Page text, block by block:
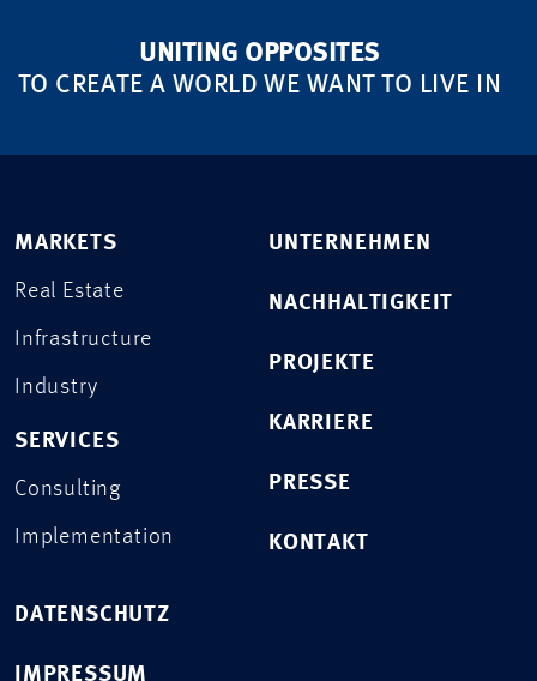
UNITING OPPOSITES
TO CREATE A WORLD WE WANT TO LIVE IN
MARKETS
Real Estate
Infrastructure
Industry
SERVICES
Consulting
Implementation
UNTERNEHMEN
NACHHALTIGKEIT
PROJEKTE
KARRIERE
PRESSE
KONTAKT
DATENSCHUTZ
IMPRESSUM